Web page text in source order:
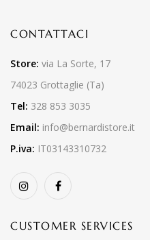
CONTATTACI
Store: via La Sorte, 17
74023 Grottaglie (Ta)
Tel: 328 853 3035
Email: info@bernardistore.it
P.iva: IT03143310732
CUSTOMER SERVICES